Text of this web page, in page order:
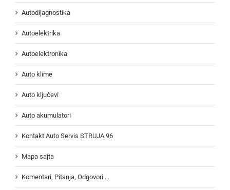
Autodijagnostika
Autoelektrika
Autoelektronika
Auto klime
Auto ključevi
Auto akumulatori
Kontakt Auto Servis STRUJA 96
Mapa sajta
Komentari, Pitanja, Odgovori …